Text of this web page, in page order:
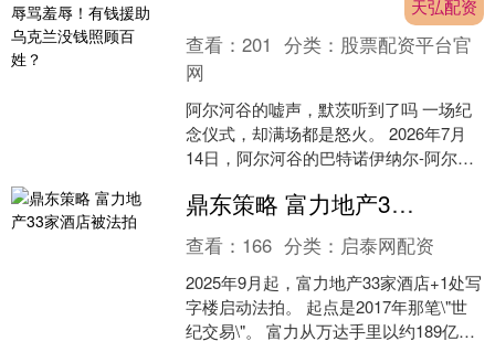
天弘配资
查看：201 分类： 股票配资平台官
网
阿尔河谷的嘘声，默茨听到了吗 一场纪
念仪式，却满场都是怒火。 2026年7月
14日，阿尔河谷的巴特诺伊纳尔-阿尔韦
从车里走下来....
鼎东策略 富力地产33家酒店被法拍
查看： 166 分类： 启泰网配资
2025年9月起，富力地产33家酒店+1处写
字楼启动法拍。 起点是2017年那笔\"世
纪交易\"。 富力从万达手里以约189亿拿